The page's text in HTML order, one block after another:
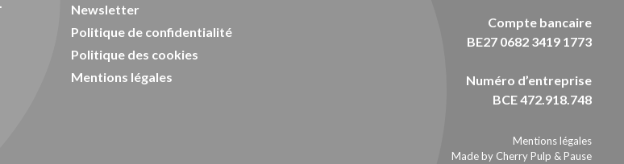
Newsletter
Politique de confidentialité
Politique des cookies
Mentions légales
Compte bancaire
BE27 0682 3419 1773
Numéro d’entreprise
BCE 472.918.748
Mentions légales
Made by Cherry Pulp & Pause